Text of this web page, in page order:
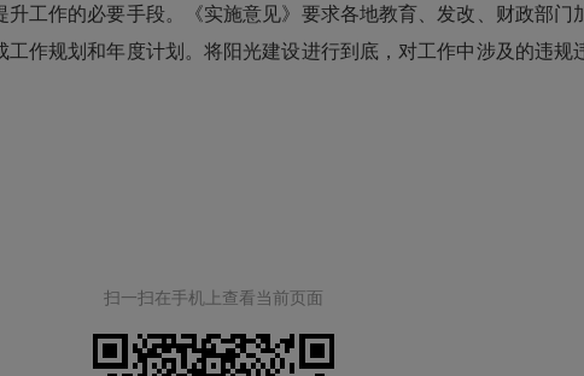
升工作的必要手段。《实施意见》要求各地教育、发改、财政部门
作规划和年度计划。将阳光建设进行到底，对工作中涉及的违规
扫一扫在手机上查看当前页面